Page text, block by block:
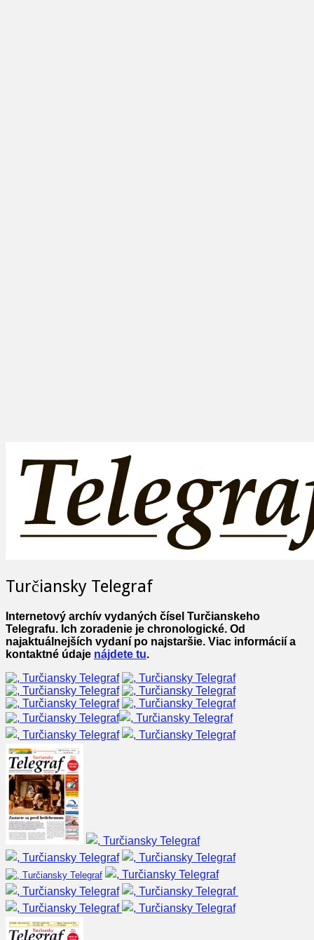
Turčiansky Telegraf
Internetový archív vydaných čísel Turčianskeho
Telegrafu. Ich zoradenie je chronologické. Od
najaktuálnejších vydaní po najstaršie. Viac informácií a
kontaktné údaje nájdete tu.